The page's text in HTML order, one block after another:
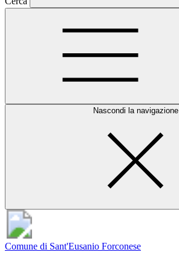
Nascondi la navigazione
Comune di Sant'Eusanio Forconese